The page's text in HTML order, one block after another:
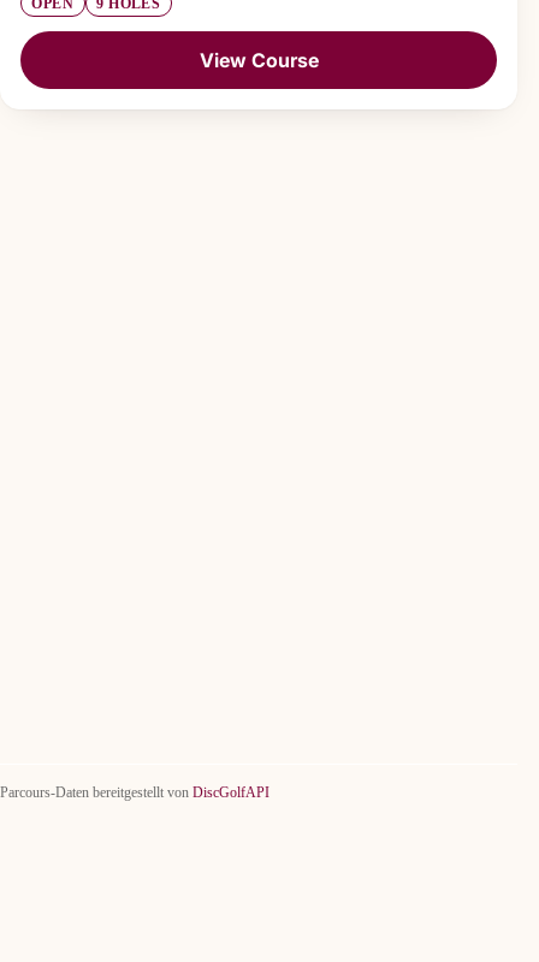
View Course
Parcours-Daten bereitgestellt von DiscGolfAPI